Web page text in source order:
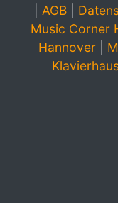
AGB
Music Corner
Hannover